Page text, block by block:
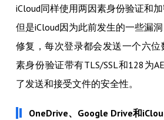
iCloud同样使用两因素身份验证和加
但是iCloud因为此前发生的一些漏
修复，每次登录都会发送一个六
素身份验证带有TLS/SSL和128为
了发送和接受文件的安全性。
OneDrive、Google Drive和